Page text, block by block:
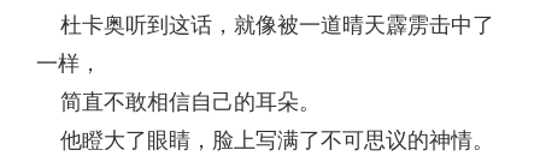
杜卡奥听到这话，就像被一道晴天霹雳击中了
一样，
简直不敢相信自己的耳朵。
他瞪大了眼睛，脸上写满了不可思议的神情。